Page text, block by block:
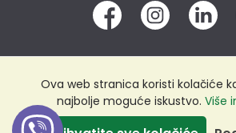
Ova web stranica koristi kolačiće
najbolje moguće iskustvo. Više